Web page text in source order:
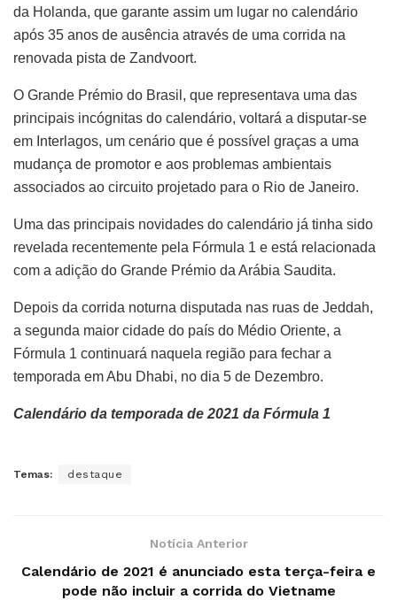
da Holanda, que garante assim um lugar no calendário
após 35 anos de ausência através de uma corrida na
renovada pista de Zandvoort.
O Grande Prémio do Brasil, que representava uma das
principais incógnitas do calendário, voltará a disputar-se
em Interlagos, um cenário que é possível graças a uma
mudança de promotor e aos problemas ambientais
associados ao circuito projetado para o Rio de Janeiro.
Uma das principais novidades do calendário já tinha sido
revelada recentemente pela Fórmula 1 e está relacionada
com a adição do Grande Prémio da Arábia Saudita.
Depois da corrida noturna disputada nas ruas de Jeddah,
a segunda maior cidade do país do Médio Oriente, a
Fórmula 1 continuará naquela região para fechar a
temporada em Abu Dhabi, no dia 5 de Dezembro.
Calendário da temporada de 2021 da Fórmula 1
Temas: destaque
Notícia Anterior
Calendário de 2021 é anunciado esta terça-feira e
pode não incluir a corrida do Vietname